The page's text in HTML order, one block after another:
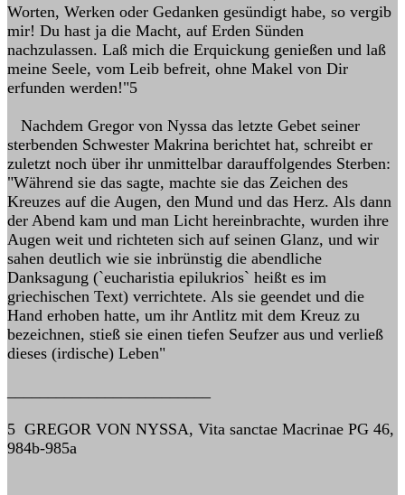
Worten, Werken oder Gedanken gesündigt habe, so vergib
mir! Du hast ja die Macht, auf Erden Sünden
nachzulassen. Laß mich die Erquickung genießen und laß
meine Seele, vom Leib befreit, ohne Makel von Dir
erfunden werden!"5
Nachdem Gregor von Nyssa das letzte Gebet seiner
sterbenden Schwester Makrina berichtet hat, schreibt er
zuletzt noch über ihr unmittelbar darauffolgendes Sterben:
"Während sie das sagte, machte sie das Zeichen des
Kreuzes auf die Augen, den Mund und das Herz. Als dann
der Abend kam und man Licht hereinbrachte, wurden ihre
Augen weit und richteten sich auf seinen Glanz, und wir
sahen deutlich wie sie inbrünstig die abendliche
Danksagung (`eucharistia epilukrios` heißt es im
griechischen Text) verrichtete. Als sie geendet und die
Hand erhoben hatte, um ihr Antlitz mit dem Kreuz zu
bezeichnen, stieß sie einen tiefen Seufzer aus und verließ
dieses (irdische) Leben"
5 GREGOR VON NYSSA, Vita sanctae Macrinae PG 46,
984b-985a